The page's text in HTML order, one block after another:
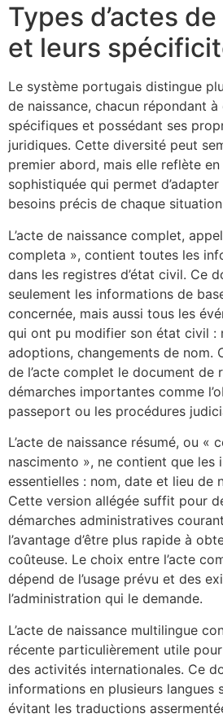
Types d’actes
et leurs
Le système portugais distingue
de naissance, chacun répondant à
spécifiques et possédant ses
juridiques. Cette diversité peut
premier abord, mais elle reflète
sophistiquée qui permet
besoins précis de chaque
L’acte de naissance complet,
completa », contient toutes les
dans les registres d’état civil. Ce
seulement les informations de
concernée, mais aussi tous les
qui ont pu modifier son état civil :
adoptions, changements de nom.
de l’acte complet le document de
démarches importantes comme
passeport ou les procédures
L’acte de naissance résumé, ou «
nascimento », ne contient que les
essentielles : nom, date et lieu de
Cette version allégée suffit pour
démarches administratives
l’avantage d’être plus rapide à
coûteuse. Le choix entre l’acte
dépend de l’usage prévu et des
l’administration qui le demande.
L’acte de naissance multilingue
récente particulièrement utile
des activités internationales. Ce
informations en plusieurs langues
évitant les traductions